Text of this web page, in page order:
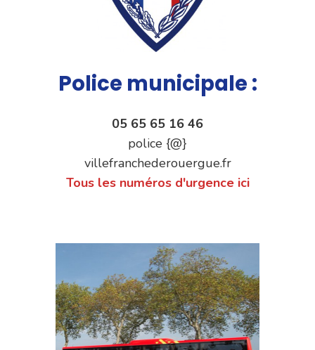
Police municipale :
05 65 65 16 46
police {@}
villefranchederouergue.fr
Tous les numéros d'urgence ici